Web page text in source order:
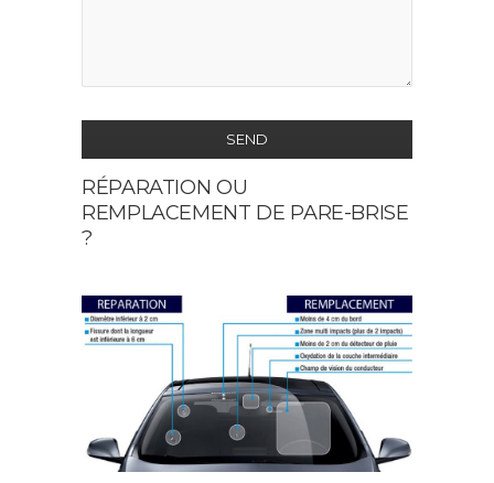
SEND
This
field
should
left
blank
RÉPARATION OU
REMPLACEMENT DE PARE-BRISE
?